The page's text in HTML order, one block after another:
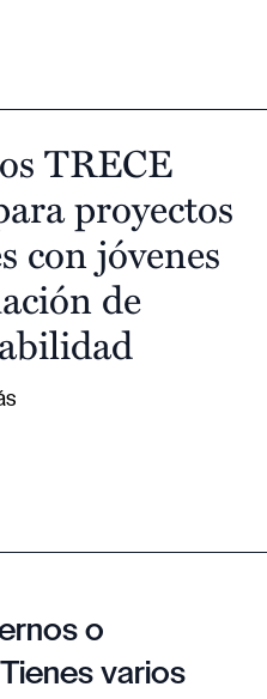
TRECE
proyectos
con jóvenes
de
o
varios